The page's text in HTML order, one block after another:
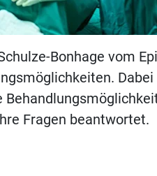
Bonhage vom
Fragen beantwortet.